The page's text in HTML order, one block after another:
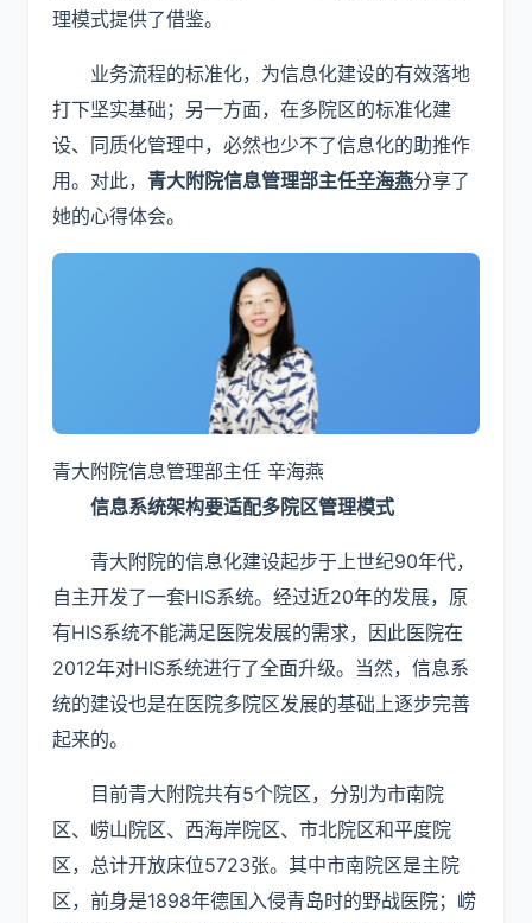
理模式提供了借鉴。
业务流程的标准化，为信息化建设的有效落地
打下坚实基础；另一方面，在多院区的标准化建
设、同质化管理中，必然也少不了信息化的助推作
用。对此， 青大附院信息管理部主任辛海燕分享了
她的心得体会。
青大附院信息管理部主任 辛海燕
信息系统架构要适配多院区管理模式
青大附院的信息化建设起步于上世纪90年代，
自主开发了一套HIS系统。经过近20年的发展，原
有HIS系统不能满足医院发展的需求，因此医院在
2012年对HIS系统进行了全面升级。当然，信息系
统的建设也是在医院多院区发展的基础上逐步完善
起来的。
目前青大附院共有5个院区，分别为市南院
区、崂山院区、西海岸院区、市北院区和平度院
区，总计开放床位5723张。其中市南院区是主院
区，前身是1898年德国入侵青岛时的野战医院；崂